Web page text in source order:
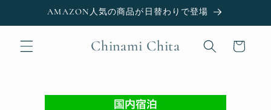
Skip toAMAZON人気の商品が日替わりで登場
Chinami Chita Cart